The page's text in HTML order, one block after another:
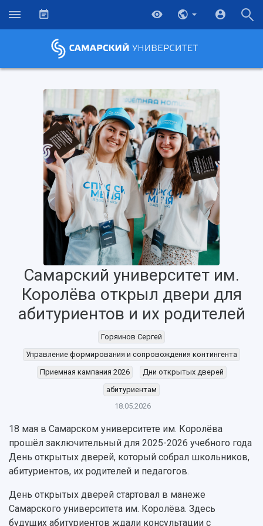
НАЗАД
Об университете
Руководство
Наблюдательный совет
Попечительский совет
Ректорат
Новости
События
СМИ об университете
Газета "Полет"
Газета "Самарский университет"
Образование
Почему я выбираю Самарский университет?
Магистратура
Аспирантура
Формы обучения
Учебные планы
Дополнительное образование
Институты и факультеты
Научно-исследовательская деятельность
Основные научные направления
Научные школы и ведущие научные коллективы
Подготовка научных кадров
Конкурс на замещение должностей научных
работников
Научно-технический совет
Научные проекты и темы
Самарский университет им.
Королёва открыл двери для
абитуриентов и их родителей
Горяинов Сергей
Управление формирования и сопровождения контингента
Приемная кампания 2026
Дни открытых дверей
абитуриентам
18.05.2026
18 мая в Самарском университете им. Королёва
прошёл заключительный для 2025-2026 учебного года
День открытых дверей, который собрал школьников,
абитуриентов, их родителей и педагогов.
День открытых дверей стартовал в манеже
Самарского университета им. Королёва. Здесь
будущих абитуриентов ждали консультации с